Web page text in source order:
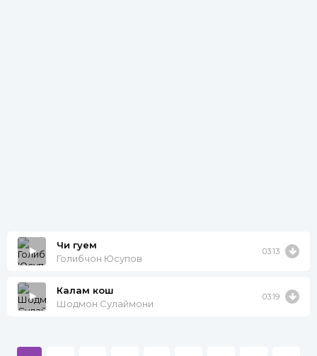
Чи гуем
Голибчон Юсупов
03:13
Калам кош
Шодмон Сулаймони
03:19